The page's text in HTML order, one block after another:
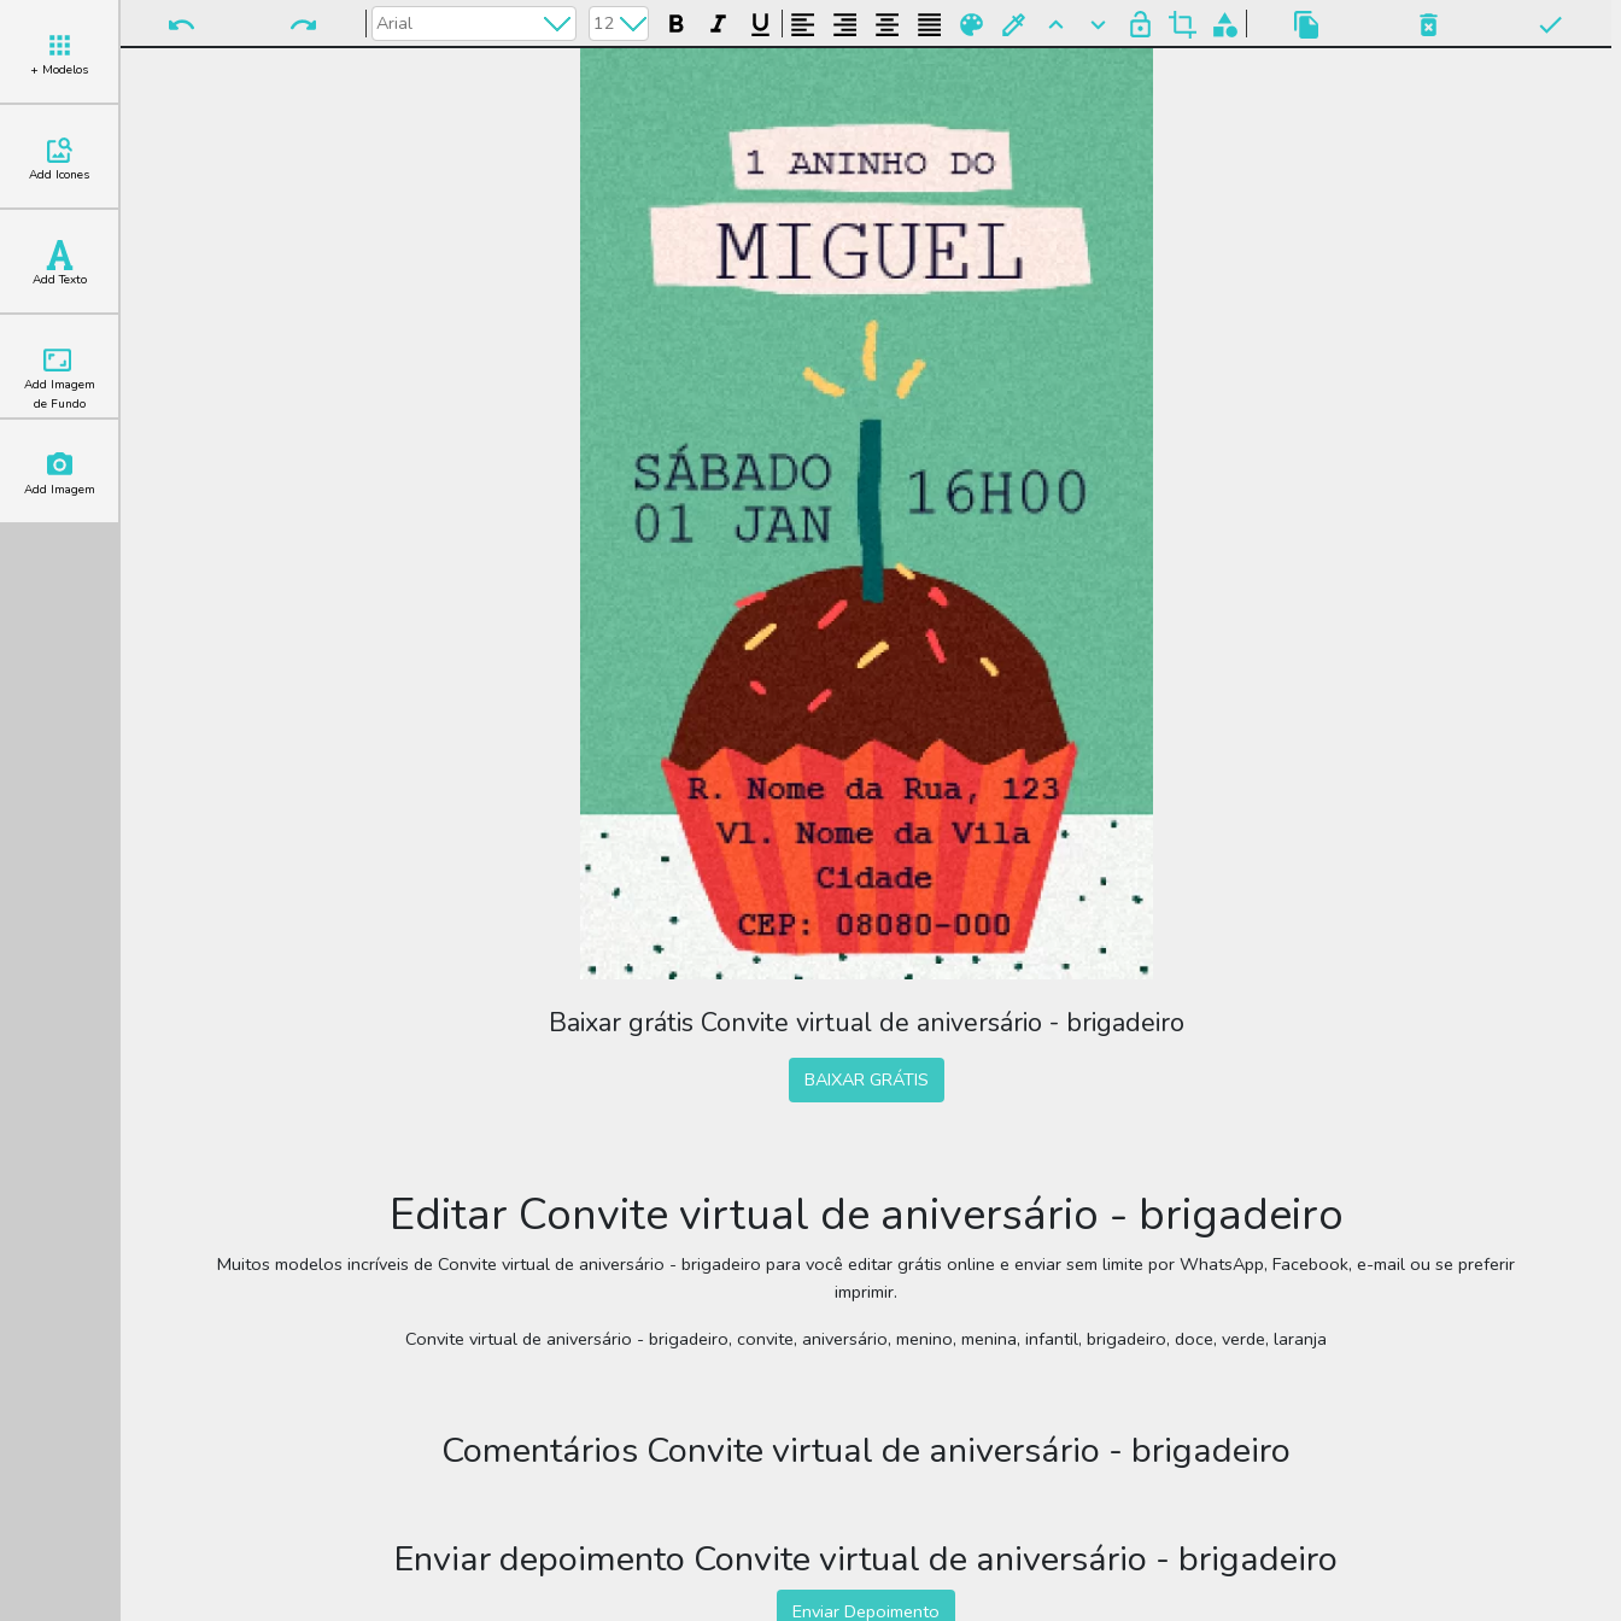
+ Modelos
Add Icones
Add Texto
Add Imagem
de Fundo
Add Imagem
Baixar grátis Convite virtual de aniversário - brigadeiro
BAIXAR GRÁTIS
Editar Convite virtual de aniversário - brigadeiro
Muitos modelos incríveis de Convite virtual de aniversário - brigadeiro para você editar grátis online e enviar sem limite por WhatsApp, Facebook, e-mail ou se preferir
imprimir.
Convite virtual de aniversário - brigadeiro, convite, aniversário, menino, menina, infantil, brigadeiro, doce, verde, laranja
Comentários Convite virtual de aniversário - brigadeiro
Enviar depoimento Convite virtual de aniversário - brigadeiro
Enviar Depoimento